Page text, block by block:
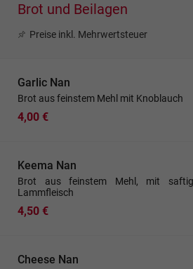
Brot und Beilagen
Preise inkl. Mehrwertsteuer
Garlic Nan
Brot aus feinstem Mehl mit Knoblauch
4,00 €
Keema Nan
Brot aus feinstem Mehl, mit
Lammfleisch
4,50 €
Cheese Nan